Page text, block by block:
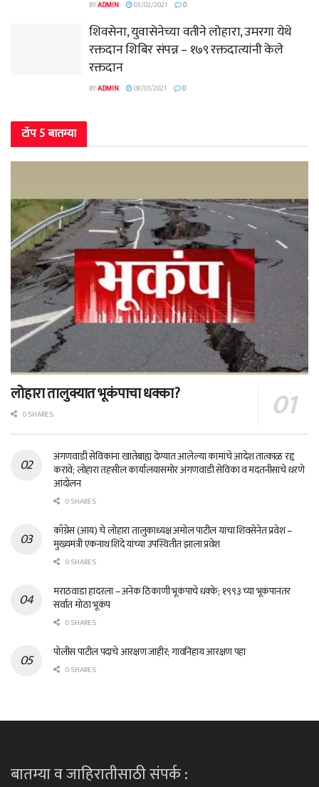
BYADMIN 03/02/2021 0
शिवसेना, युवासेनेच्या वतीने लोहारा, उमरगा येथे
रक्तदान शिबिर संपन्न – १७९ रक्तदात्यांनी केले
रक्तदान
BYADMIN 08/01/2021 0
टॉप 5 बातम्या
लोहारा तालुक्यात भूकंपाचा धक्का?
0 SHARES
अंगणवाडी सेविकांना खातेबाह्य देण्यात आलेल्या कामांचे आदेश तात्काळ रद्द
करावे; लोहारा तहसील कार्यालयासमोर अंगणवाडी सेविका व मदतनीसांचे धरणे
आंदोलन
0 SHARES
काँग्रेस (आय) चे लोहारा तालुकाध्यक्ष अमोल पाटील यांचा शिवसेनेत प्रवेश –
मुख्यमंत्री एकनाथ शिंदे यांच्या उपस्थितीत झाला प्रवेश
0 SHARES
मराठवाडा हादरला – अनेक ठिकाणी भूकंपाचे धक्के; १९९३ च्या भूकंपानंतर
सर्वात मोठा भूकंप
0 SHARES
पोलीस पाटील पदाचे आरक्षण जाहीर; गावनिहाय आरक्षण पहा
0 SHARES
बातम्या व जाहिरातीसाठी संपर्क :